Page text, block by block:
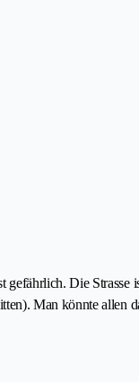
Die
Man könnte